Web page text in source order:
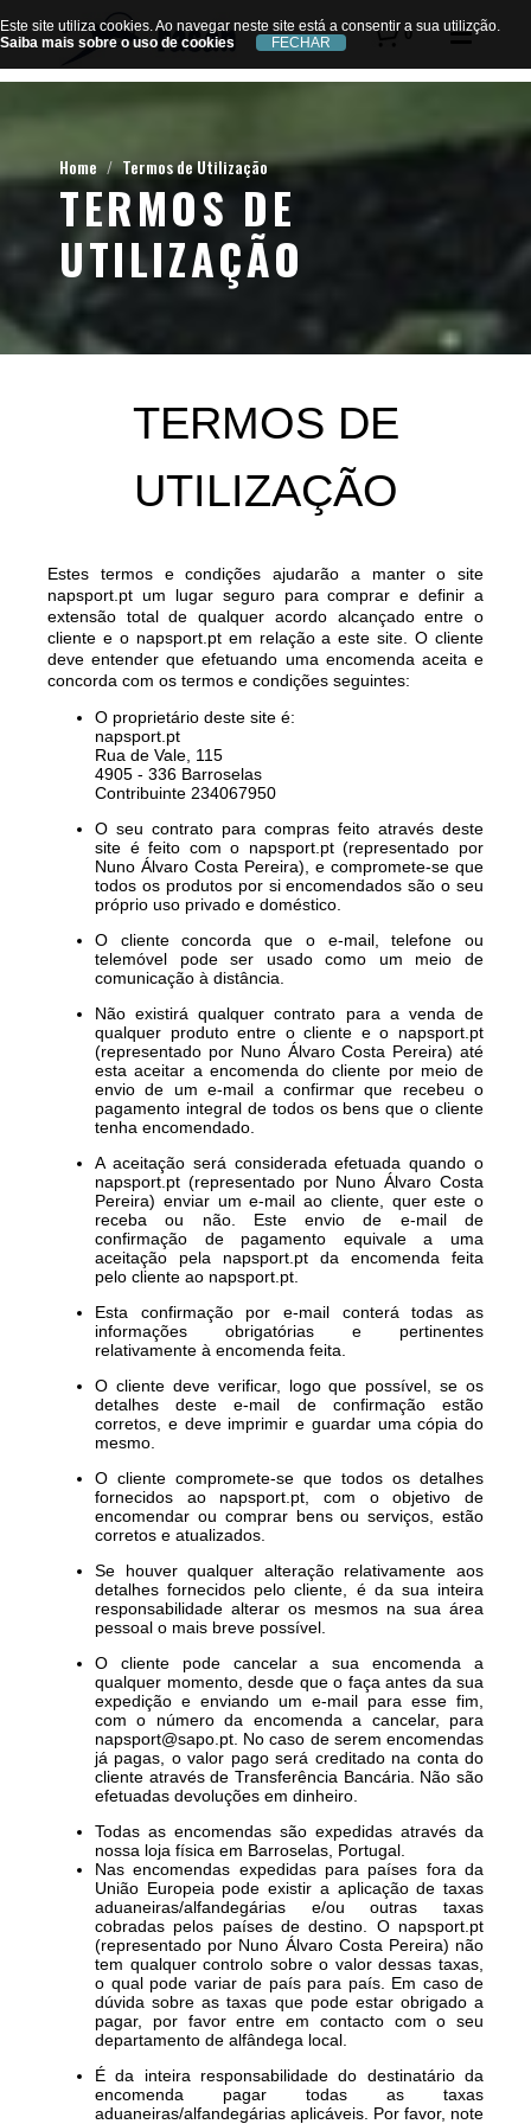
0
Home Termos de Utilização
TERMOS DE
UTILIZAÇÃO
TERMOS DE
UTILIZAÇÃO
Estes termos e condições ajudarão a manter o site
napsport.pt um lugar seguro para comprar e definir a
extensão total de qualquer acordo alcançado entre o
cliente e o napsport.pt em relação a este site. O cliente
deve entender que efetuando uma encomenda aceita e
concorda com os termos e condições seguintes:
O proprietário deste site é:
napsport.pt
Rua de Vale, 115
4905 - 336 Barroselas
Contribuinte 234067950
O seu contrato para compras feito através deste
site é feito com o napsport.pt (representado por
Nuno Álvaro Costa Pereira), e compromete-se que
todos os produtos por si encomendados são o seu
próprio uso privado e doméstico.
O cliente concorda que o e-mail, telefone ou
telemóvel pode ser usado como um meio de
comunicação à distância.
Não existirá qualquer contrato para a venda de
qualquer produto entre o cliente e o napsport.pt
(representado por Nuno Álvaro Costa Pereira) até
esta aceitar a encomenda do cliente por meio de
envio de um e-mail a confirmar que recebeu o
pagamento integral de todos os bens que o cliente
tenha encomendado.
A aceitação será considerada efetuada quando o
napsport.pt (representado por Nuno Álvaro Costa
Pereira) enviar um e-mail ao cliente, quer este o
receba ou não. Este envio de e-mail de
confirmação de pagamento equivale a uma
aceitação pela napsport.pt da encomenda feita
pelo cliente ao napsport.pt.
Esta confirmação por e-mail conterá todas as
informações obrigatórias e pertinentes
relativamente à encomenda feita.
O cliente deve verificar, logo que possível, se os
detalhes deste e-mail de confirmação estão
corretos, e deve imprimir e guardar uma cópia do
mesmo.
O cliente compromete-se que todos os detalhes
fornecidos ao napsport.pt, com o objetivo de
encomendar ou comprar bens ou serviços, estão
corretos e atualizados.
Se houver qualquer alteração relativamente aos
detalhes fornecidos pelo cliente, é da sua inteira
responsabilidade alterar os mesmos na sua área
pessoal o mais breve possível.
O cliente pode cancelar a sua encomenda a
qualquer momento, desde que o faça antes da sua
expedição e enviando um e-mail para esse fim,
com o número da encomenda a cancelar, para
napsport@sapo.pt . No caso de serem encomendas
já pagas, o valor pago será creditado na conta do
cliente através de Transferência Bancária. Não são
efetuadas devoluções em dinheiro.
Todas as encomendas são expedidas através da
nossa loja física em Barroselas, Portugal.
Nas encomendas expedidas para países fora da
União Europeia pode existir a aplicação de taxas
aduaneiras/alfandegárias e/ou outras taxas
cobradas pelos países de destino. O napsport.pt
(representado por Nuno Álvaro Costa Pereira) não
tem qualquer controlo sobre o valor dessas taxas,
o qual pode variar de país para país. Em caso de
dúvida sobre as taxas que pode estar obrigado a
pagar, por favor entre em contacto com o seu
departamento de alfândega local.
É da inteira responsabilidade do destinatário da
encomenda pagar todas as taxas
aduaneiras/alfandegárias aplicáveis. Por favor, note
Este site utiliza cookies. Ao navegar neste site está a consentir a sua utilizção.
Saiba mais sobre o uso de cookies
Este site utiliza cookies. Ao navegar neste site está a consentir a sua utilizção.
Saiba mais sobre o uso de cookies